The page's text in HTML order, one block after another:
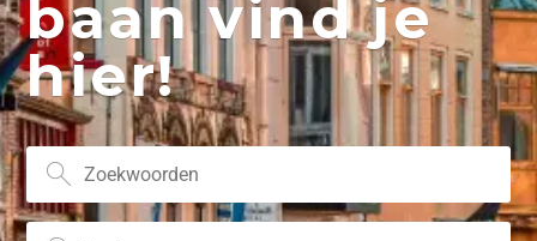
baan vind je
hier!